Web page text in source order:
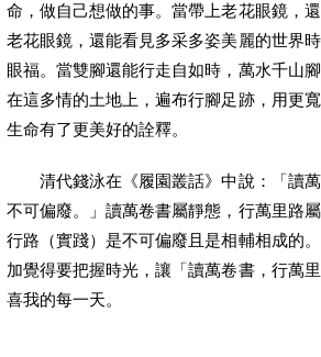
命，做自己想做的事。當帶上老花眼鏡，
老花眼鏡，還能看見多采多姿美麗的世界
眼福。當雙腳還能行走自如時，萬水千山
在這多情的土地上，遍布行腳足跡，用更
生命有了更美好的詮釋。
清代錢泳在《履園叢話》中說：「讀萬
不可偏廢。」讀萬卷書屬靜態，行萬里路
行路（實踐）是不可偏廢且是相輔相成的
加覺得要把握時光，讓「讀萬卷書，行萬
喜我的每一天。